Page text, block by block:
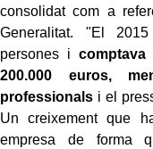
consolidat com a
Generalitat. "El
persones i
200.000 euros,
professionals i el
Un creixement que
empresa de forma